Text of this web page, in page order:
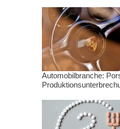
Automobilbranche: